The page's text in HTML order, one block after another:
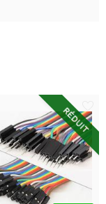
RÉDUIT